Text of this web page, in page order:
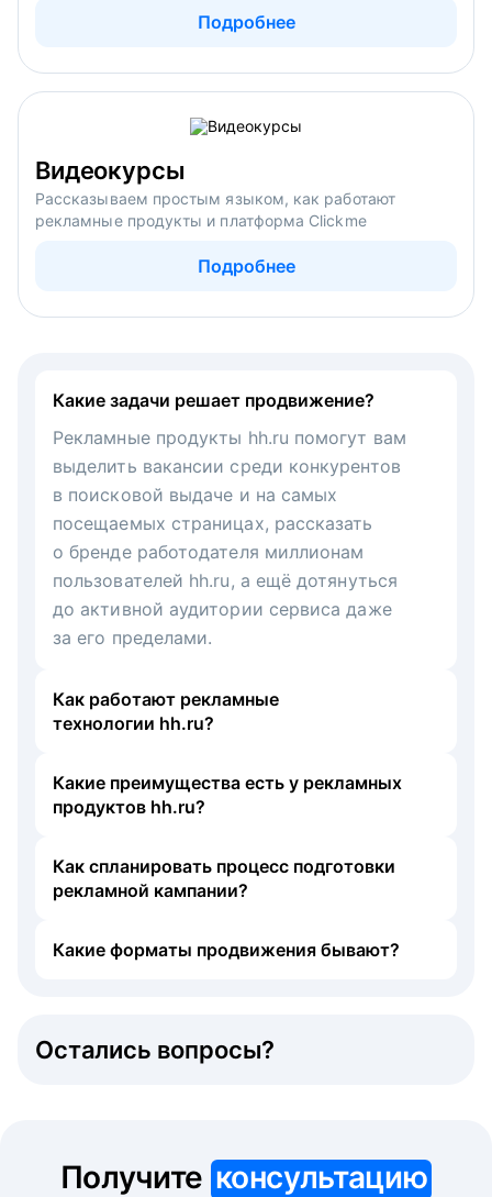
Подробнее
Видеокурсы
Рассказываем простым языком, как работают
рекламные продукты и платформа Clickme
Подробнее
Какие задачи решает продвижение?
Рекламные продукты hh.ru помогут вам
выделить вакансии среди конкурентов
в поисковой выдаче и на самых
посещаемых страницах, рассказать
о бренде работодателя миллионам
пользователей hh.ru, а ещё дотянуться
до активной аудитории сервиса даже
за его пределами.
Как работают рекламные
технологии hh.ru?
Какие преимущества есть у рекламных
продуктов hh.ru?
Как спланировать процесс подготовки
рекламной кампании?
Какие форматы продвижения бывают?
Остались вопросы?
Получите консультацию